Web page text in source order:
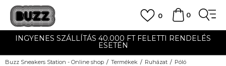
0
0
INGYENES SZÁLLÍTÁS 40.000 FT FELETTI RENDELÉS
ESETÉN
Buzz Sneakers Station - Online shop Termékek Ruházat Póló